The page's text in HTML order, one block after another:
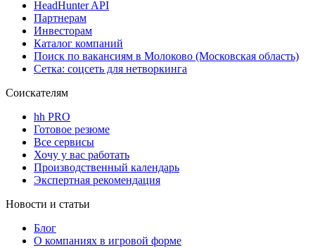
HeadHunter API
Партнерам
Инвесторам
Каталог компаний
Поиск по вакансиям в Молоково (Московская область)
Сетка: соцсеть для нетворкинга
Соискателям
hh PRO
Готовое резюме
Все сервисы
Хочу у вас работать
Производственный календарь
Экспертная рекомендация
Новости и статьи
Блог
О компаниях в игровой форме